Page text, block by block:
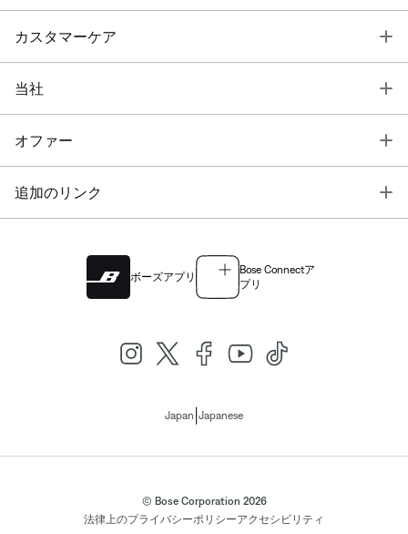
カスタマーケア
当社
オファー
追加のリンク
ボーズアプリ
Bose Connectア
プリ
Japan Japanese
© Bose Corporation 2026
法律上のプライバシーポリシーアクセシビリティ